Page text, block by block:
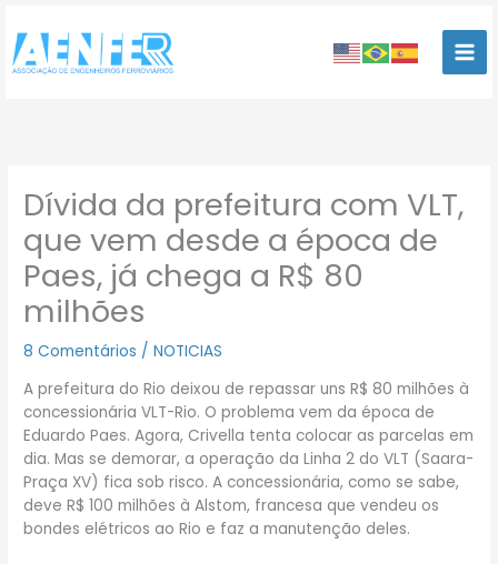
para
conteúdo
Dívida da prefeitura com VLT,
que vem desde a época de
Paes, já chega a R$ 80
milhões
8 Comentários /NOTICIAS
A prefeitura do Rio deixou de repassar uns R$ 80 milhões à
concessionária VLT-Rio. O problema vem da época de
Eduardo Paes. Agora, Crivella tenta colocar as parcelas em
dia. Mas se demorar, a operação da Linha 2 do VLT (Saara-
Praça XV) fica sob risco. A concessionária, como se sabe,
deve R$ 100 milhões à Alstom, francesa que vendeu os
bondes elétricos ao Rio e faz a manutenção deles.